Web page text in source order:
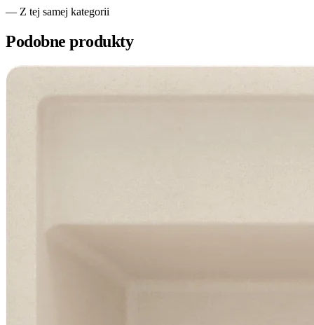
— Z tej samej kategorii
Podobne produkty